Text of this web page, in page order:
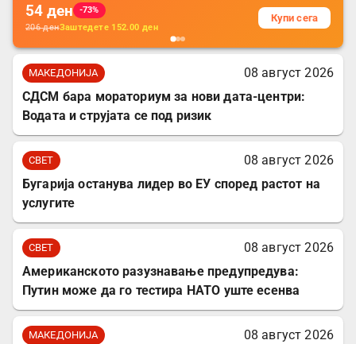
54 ден
-73%
206денЗаштедете 152.00 ден
Купи сега
МАКЕДОНИЈА
08 август 2026
СДСМ бара мораториум за нови дата-центри:
Водата и струјата се под ризик
СВЕТ
08 август 2026
Бугарија останува лидер во ЕУ според растот на
услугите
СВЕТ
08 август 2026
Американското разузнавање предупредува:
Путин може да го тестира НАТО уште есенва
МАКЕДОНИЈА
08 август 2026